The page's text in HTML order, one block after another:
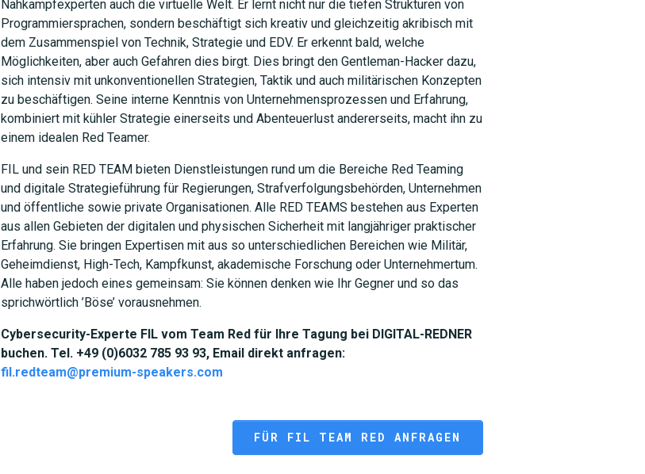
Nahkampfexperten auch die virtuelle Welt. Er lernt nicht nur die tiefen Strukturen von
Programmiersprachen, sondern beschäftigt sich kreativ und gleichzeitig akribisch mit
dem Zusammenspiel von Technik, Strategie und EDV. Er erkennt bald, welche
Möglichkeiten, aber auch Gefahren dies birgt. Dies bringt den Gentleman-Hacker dazu,
sich intensiv mit unkonventionellen Strategien, Taktik und auch militärischen Konzepten
zu beschäftigen. Seine interne Kenntnis von Unternehmensprozessen und Erfahrung,
kombiniert mit kühler Strategie einerseits und Abenteuerlust andererseits, macht ihn zu
einem idealen Red Teamer.
FIL und sein RED TEAM bieten Dienstleistungen rund um die Bereiche Red Teaming
und digitale Strategieführung für Regierungen, Strafverfolgungsbehörden, Unternehmen
und öffentliche sowie private Organisationen. Alle RED TEAMS bestehen aus Experten
aus allen Gebieten der digitalen und physischen Sicherheit mit langjähriger praktischer
Erfahrung. Sie bringen Expertisen mit aus so unterschiedlichen Bereichen wie Militär,
Geheimdienst, High-Tech, Kampfkunst, akademische Forschung oder Unternehmertum.
Alle haben jedoch eines gemeinsam: Sie können denken wie Ihr Gegner und so das
sprichwörtlich ’Böse’ vorausnehmen.
Cybersecurity-Experte FIL vom Team Red für Ihre Tagung bei DIGITAL-REDNER
buchen. Tel. +49 (0)6032 785 93 93, Email direkt anfragen:
fil.redteam@premium-speakers.com
FÜR FIL TEAM RED ANFRAGEN